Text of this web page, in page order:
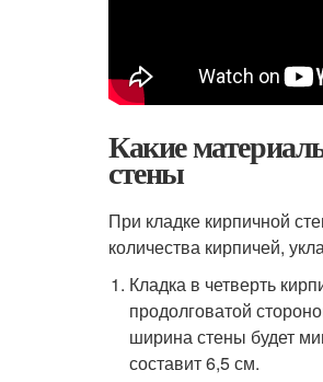
Какие
стены
При кладке кирпичной
количества кирпичей,
Кладка в четверть
продолговатой
ширина стены будет
составит 6,5 см.